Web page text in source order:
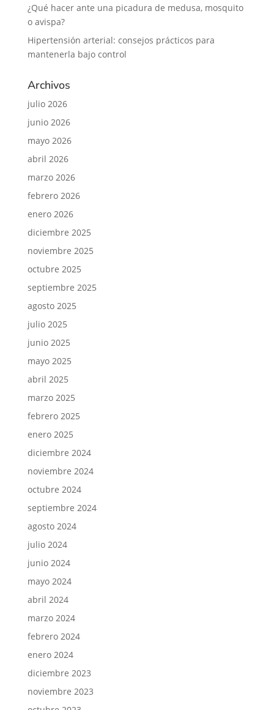
¿Qué hacer ante una picadura de medusa, mosquito
o avispa?
Hipertensión arterial: consejos prácticos para
mantenerla bajo control
Archivos
julio 2026
junio 2026
mayo 2026
abril 2026
marzo 2026
febrero 2026
enero 2026
diciembre 2025
noviembre 2025
octubre 2025
septiembre 2025
agosto 2025
julio 2025
junio 2025
mayo 2025
abril 2025
marzo 2025
febrero 2025
enero 2025
diciembre 2024
noviembre 2024
octubre 2024
septiembre 2024
agosto 2024
julio 2024
junio 2024
mayo 2024
abril 2024
marzo 2024
febrero 2024
enero 2024
diciembre 2023
noviembre 2023